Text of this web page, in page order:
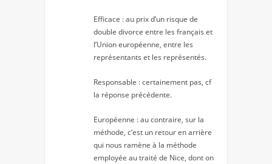
Efficace : au prix d’un risque de
double divorce entre les français et
l’Union européenne, entre les
représentants et les représentés.
Responsable : certainement pas, cf
la réponse précédente.
Européenne : au contraire, sur la
méthode, c’est un retour en arrière
qui nous ramène à la méthode
employée au traité de Nice, dont on